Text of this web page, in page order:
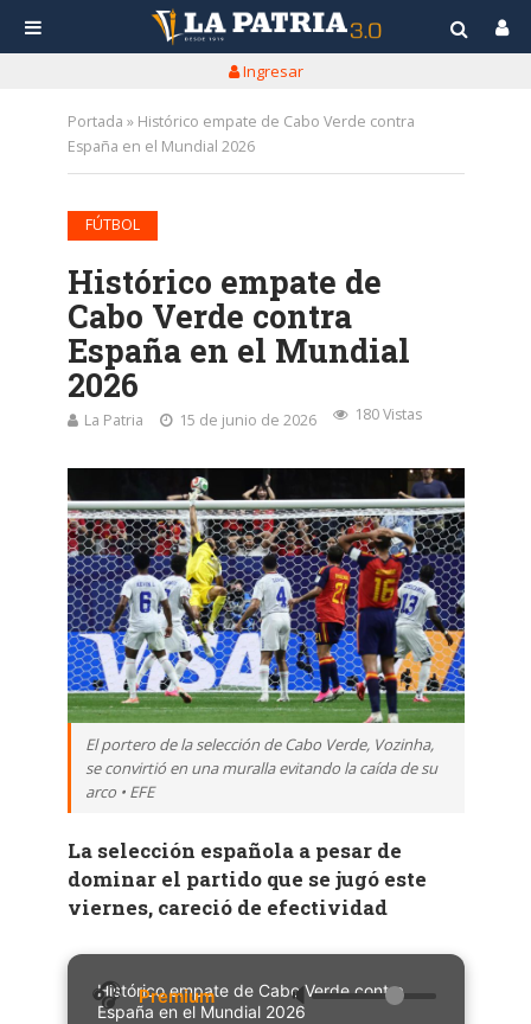
Ingresar
Portada » Histórico empate de Cabo Verde contra
España en el Mundial 2026
FÚTBOL
Histórico empate de
Cabo Verde contra
España en el Mundial
2026
La Patria 15 de junio de 2026 180 Vistas
El portero de la selección de Cabo Verde, Vozinha,
se convirtió en una muralla evitando la caída de su
arco • EFE
La selección española a pesar de
dominar el partido que se jugó este
viernes, careció de efectividad
Histórico empate de Cabo Verde contra
España en el Mundial 2026
🔈